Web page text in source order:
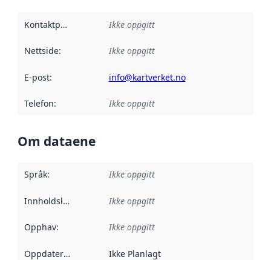
Kontaktpunkt Ikke oppgitt
Nettside: Ikke oppgitt
E-post: info@kartverket.no
Telefon: Ikke oppgitt
Om dataene
Språk: Ikke oppgitt
Innholdsleverandører :
Ikke oppgitt
Opphav: Ikke oppgitt
Oppdateringsfrekvens :
Ikke Planlagt